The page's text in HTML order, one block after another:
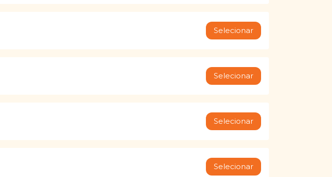
Selecionar
Selecionar
Selecionar
Selecionar